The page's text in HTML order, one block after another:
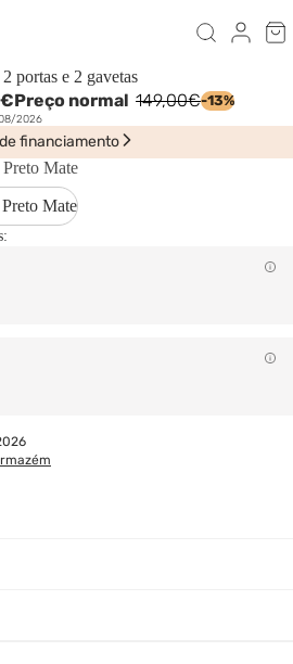
portas e 2 gavetas
Preço normal 149,00€-13%
2026
financiamento
Mate
Mate